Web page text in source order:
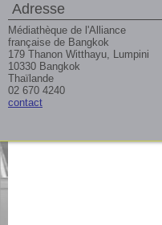
Adresse
Médiathèque de l'Alliance
française de Bangkok
179 Thanon Witthayu, Lumpini
10330 Bangkok
Thaïlande
02 670 4240
contact